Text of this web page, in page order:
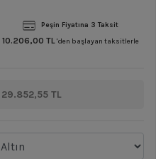
Peşin Fiyatına 3 Taksit
10.206,00 TL'den başlayan taksitlerle
29.852,55 TL